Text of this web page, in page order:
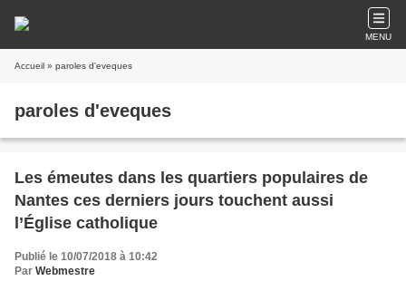
MENU
Accueil » paroles d'eveques
paroles d'eveques
Les émeutes dans les quartiers populaires de
Nantes ces derniers jours touchent aussi
l’Église catholique
Publié le 10/07/2018 à 10:42
Par Webmestre